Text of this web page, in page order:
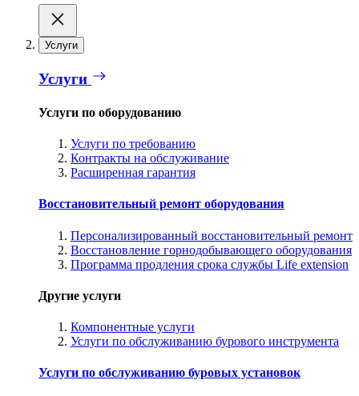
Услуги
Услуги
Услуги по оборудованию
Услуги по требованию
Контракты на обслуживание
Расширенная гарантия
Восстановительный ремонт оборудования
Персонализированный восстановительный ремонт
Восстановление горнодобывающего оборудования
Программа продления срока службы Life extension
Другие услуги
Компонентные услуги
Услуги по обслуживанию бурового инструмента
Услуги по обслуживанию буровых установок